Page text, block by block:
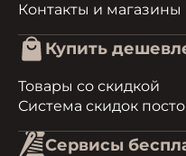
Контакты и магазины
Купить
Товары со скидкой
Система скидок
Сервисы